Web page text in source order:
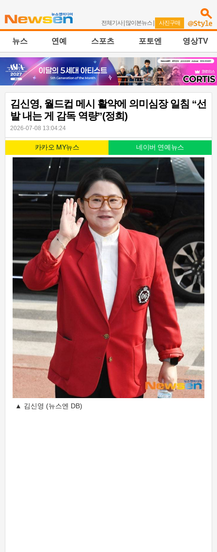
전체기사| 많이본뉴스 | 사진구매
뉴스 연예 스포츠 포토엔 영상TV
김신영, 월드컵 메시 활약에 의미심장 일침 “선
발 내는 게 감독 역량”(정희)
2026-07-08 13:04:24
카카오 MY뉴스 네이버 연예뉴스
▲ 김신영 (뉴스엔 DB)